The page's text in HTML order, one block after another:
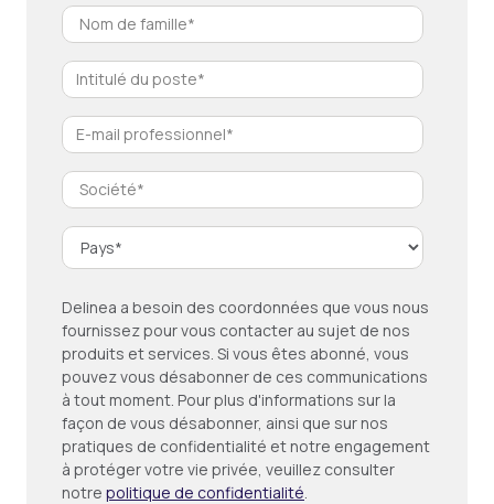
Delinea a besoin des coordonnées que vous nous
fournissez pour vous contacter au sujet de nos
produits et services. Si vous êtes abonné, vous
pouvez vous désabonner de ces communications
à tout moment. Pour plus d'informations sur la
façon de vous désabonner, ainsi que sur nos
pratiques de confidentialité et notre engagement
à protéger votre vie privée, veuillez consulter
notre politique de confidentialité